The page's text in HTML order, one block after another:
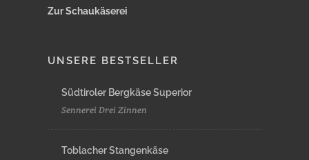
Zur Schaukäserei
UNSERE BESTSELLER
Südtiroler Bergkäse Superior
Sennerei Drei Zinnen
Toblacher Stangenkäse